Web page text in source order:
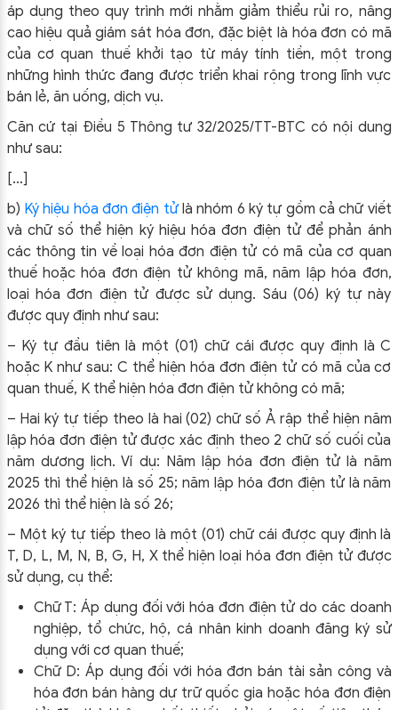
áp dụng theo quy trình mới nhằm giảm thiểu rủi ro, nâng
cao hiệu quả giám sát hóa đơn, đặc biệt là hóa đơn có mã
của cơ quan thuế khởi tạo từ máy tính tiền, một trong
những hình thức đang được triển khai rộng trong lĩnh vực
bán lẻ, ăn uống, dịch vụ.
Căn cứ tại Điều 5 Thông tư 32/2025/TT-BTC có nội dung
như sau:
[…]
b) Ký hiệu hóa đơn điện tửlà nhóm 6 ký tự gồm cả chữ viết
và chữ số thể hiện ký hiệu hóa đơn điện tử để phản ánh
các thông tin về loại hóa đơn điện tử có mã của cơ quan
thuế hoặc hóa đơn điện tử không mã, năm lập hóa đơn,
loại hóa đơn điện tử được sử dụng. Sáu (06) ký tự này
được quy định như sau:
– Ký tự đầu tiên là một (01) chữ cái được quy định là C
hoặc K như sau: C thể hiện hóa đơn điện tử có mã của cơ
quan thuế, K thể hiện hóa đơn điện tử không có mã;
– Hai ký tự tiếp theo là hai (02) chữ số Ả rập thể hiện năm
lập hóa đơn điện tử được xác định theo 2 chữ số cuối của
năm dương lịch. Ví dụ: Năm lập hóa đơn điện tử là năm
2025 thì thể hiện là số 25; năm lập hóa đơn điện tử là năm
2026 thì thể hiện là số 26;
– Một ký tự tiếp theo là một (01) chữ cái được quy định là
T, D, L, M, N, B, G, H, X thể hiện loại hóa đơn điện tử được
sử dụng, cụ thể:
Chữ T: Áp dụng đối với hóa đơn điện tử do các doanh
nghiệp, tổ chức, hộ, cá nhân kinh doanh đăng ký sử
dụng với cơ quan thuế;
Chữ D: Áp dụng đối với hóa đơn bán tài sản công và
hóa đơn bán hàng dự trữ quốc gia hoặc hóa đơn điện